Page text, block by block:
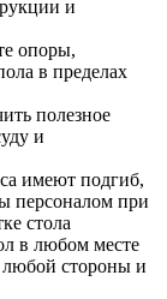
и
опоры,
в пределах
полезное
и
имеют подгиб,
персоналом при
стола
в любом месте
любой стороны и